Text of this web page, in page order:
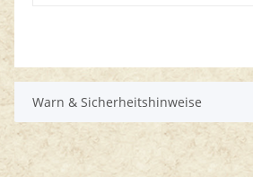
Warn & Sicherheitshinweise